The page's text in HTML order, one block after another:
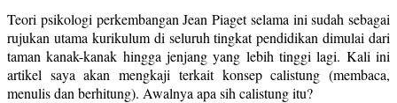
Teori psikologi perkembangan Jean Piaget selama ini sudah sebagai
rujukan utama kurikulum di seluruh tingkat pendidikan dimulai dari
taman kanak-kanak hingga jenjang yang lebih tinggi lagi. Kali ini
artikel saya akan mengkaji terkait konsep calistung (membaca,
menulis dan berhitung). Awalnya apa sih calistung itu?